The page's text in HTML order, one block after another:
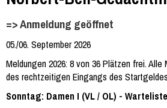
=> Anmeldung geöffnet
05./06. September 2026
Meldungen 2026: 8 von 36 Plätzen frei.
des rechtzeitigen Eingangs des
Sonntag: Damen I (VL / OL) - Warteliste